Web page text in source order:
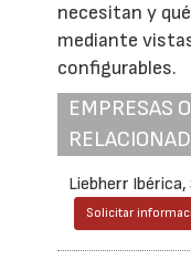
necesitan y
mediante
configurables.
EMPRESAS
Liebherr Ibérica,
Solicitar